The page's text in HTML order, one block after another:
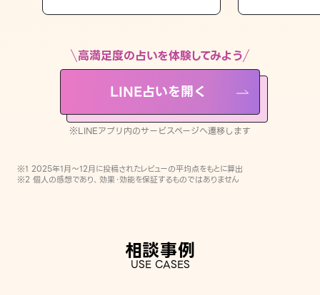
LINE占いを開く
※LINEアプリ内のサービスページへ遷移します
高満足度の占いを体験してみよう
LINE占いを開く
※LINEアプリ内のサービスページへ遷移します
※1 2025年1月〜12月に投稿されたレビューの平均点をもとに算出
※2 個人の感想であり、効果・効能を保証するものではありません
相談事例
USE CASES